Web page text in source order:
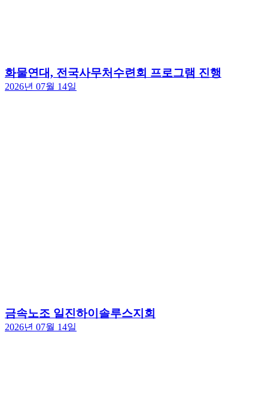
화물연대, 전국사무처수련회 프로그램 진행
2026년 07월 14일
금속노조 일진하이솔루스지회
2026년 07월 14일